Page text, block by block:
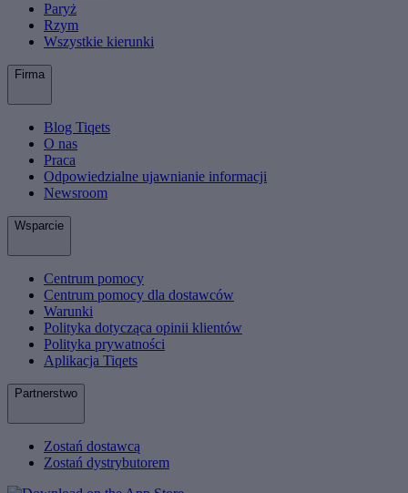
Paryż
Rzym
Wszystkie kierunki
Firma
Blog Tiqets
O nas
Praca
Odpowiedzialne ujawnianie informacji
Newsroom
Wsparcie
Centrum pomocy
Centrum pomocy dla dostawców
Warunki
Polityka dotycząca opinii klientów
Polityka prywatności
Aplikacja Tiqets
Partnerstwo
Zostań dostawcą
Zostań dystrybutorem